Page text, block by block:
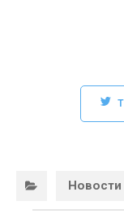
Новости